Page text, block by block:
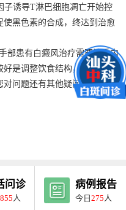
子诱导T淋巴细胞凋亡开始控
黑色素的合成，终达到治愈
部患有白癜风治疗需要注重内
是调整饮食结构，适当进行
问题还有其他疑问，可咨询
问诊
855 人
病例报告
今日275 人